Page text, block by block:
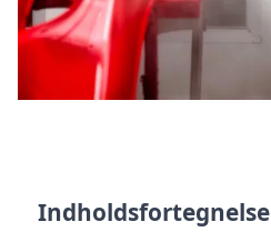
Indholdsfortegnelse